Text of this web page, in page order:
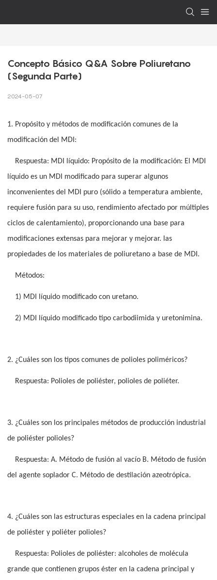
Concepto Básico Q&A Sobre Poliuretano
(segunda Parte)
2024-05-07
1. Propósito y métodos de modificación comunes de la
modificación del MDI:
Respuesta: MDI líquido: Propósito de la modificación: El MDI
líquido es un MDI modificado para superar algunos
inconvenientes del MDI puro (sólido a temperatura ambiente,
requiere fusión para su uso, rendimiento afectado por múltiples
ciclos de calentamiento), proporcionando una base para
modificaciones extensas para mejorar y mejorar. las
propiedades de los materiales de poliuretano a base de MDI.
Métodos:
1) MDI líquido modificado con uretano.
2) MDI líquido modificado tipo carbodiimida y uretonimina.
2. ¿Cuáles son los tipos comunes de polioles poliméricos?
Respuesta: Polioles de poliéster, polioles de poliéter.
3. ¿Cuáles son los principales métodos de producción industrial
de poliéster polioles?
Respuesta: A. Método de fusión al vacío B. Método de fusión
del agente soplador C. Método de destilación azeotrópica.
4. ¿Cuáles son las estructuras especiales en la cadena principal
de poliéster y poliéter polioles?
Respuesta: Polioles de poliéster: alcoholes de molécula
grande que contienen grupos éster en la cadena principal y